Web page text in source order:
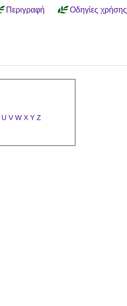
Περιγραφή Οδηγίες χρήσης
U V W X Y Z